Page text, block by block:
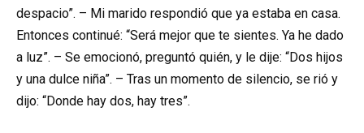
despacio”. – Mi marido respondió que ya estaba en casa.
Entonces continué: “Será mejor que te sientes. Ya he dado
a luz”. – Se emocionó, preguntó quién, y le dije: “Dos hijos
y una dulce niña”. – Tras un momento de silencio, se rió y
dijo: “Donde hay dos, hay tres”.